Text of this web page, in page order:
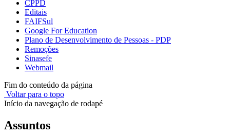
CPPD
Editais
FAIFSul
Google For Education
Plano de Desenvolvimento de Pessoas - PDP
Remoções
Sinasefe
Webmail
Fim do conteúdo da página
Voltar para o topo
Início da navegação de rodapé
Assuntos